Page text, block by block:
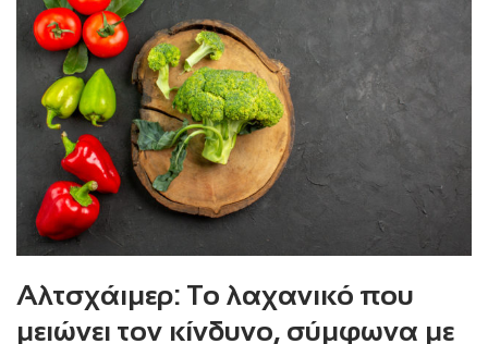
Αλτσχάιμερ: Το λαχανικό που
μειώνει τον κίνδυνο, σύμφωνα με